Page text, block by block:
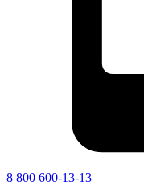
8 800 600-13-13